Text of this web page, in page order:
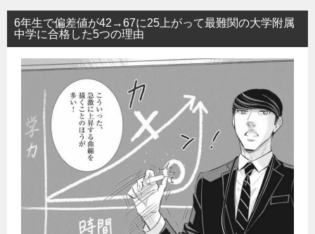
6年生で偏差値が42→67に25上がって最難関の大学附属
中学に合格した5つの理由